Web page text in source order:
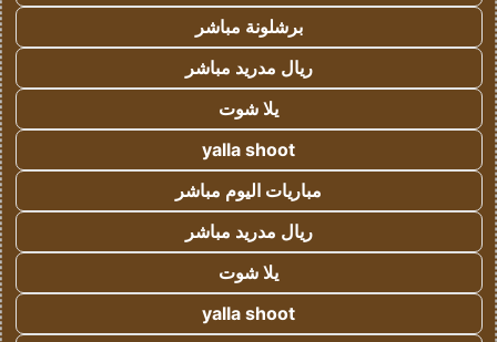
برشلونة مباشر
ريال مدريد مباشر
يلا شوت
yalla shoot
مباريات اليوم مباشر
ريال مدريد مباشر
يلا شوت
yalla shoot